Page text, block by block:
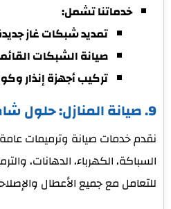
خدماتنا تشمل:
تمديد شبكات غاز
صيانة الشبكات
تركيب أجهزة إنذار
9. صيانة المنازل: حلول شاملة لإصلاحاتك
نقدم خدمات صيانة وترميمات
السباكة، الكهرباء، الدهانات،
للتعامل مع جميع الأعطال